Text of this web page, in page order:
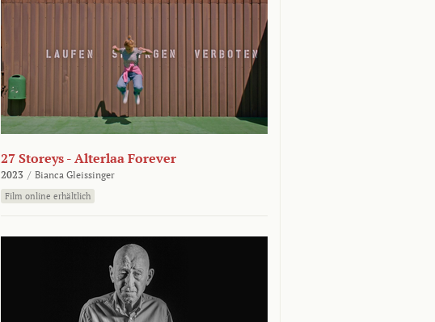
27 Storeys - Alterlaa Forever
2023 / Bianca Gleissinger
Film online erhältlich